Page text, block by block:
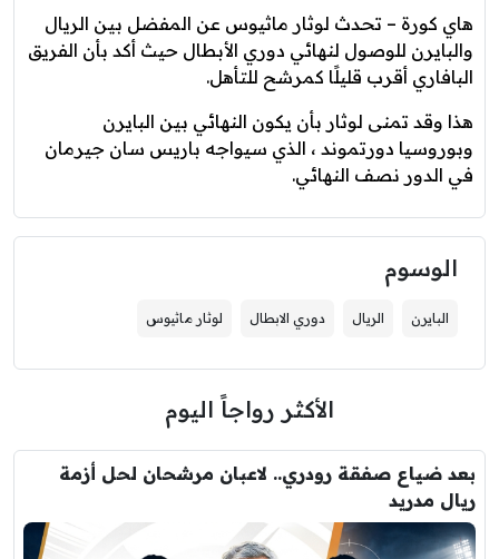
هاي كورة – تحدث لوثار ماثيوس عن المفضل بين الريال
والبايرن للوصول لنهائي دوري الأبطال حيث أكد بأن الفريق
البافاري أقرب قليلًا كمرشح للتأهل.
هذا وقد تمنى لوثار بأن يكون النهائي بين البايرن
وبوروسيا دورتموند ، الذي سيواجه باريس سان جيرمان
في الدور نصف النهائي.
الوسوم
البايرن الريال دوري الابطال لوثار ماثيوس
الأكثر رواجاً اليوم
بعد ضياع صفقة رودري.. لاعبان مرشحان لحل أزمة
ريال مدريد